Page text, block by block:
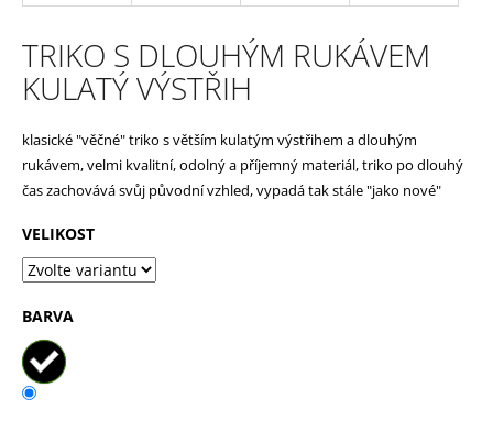
TRIKO S DLOUHÝM RUKÁVEM
KULATÝ VÝSTŘIH
klasické "věčné" triko s větším kulatým výstřihem a dlouhým
rukávem, velmi kvalitní, odolný a příjemný materiál, triko po dlouhý
čas zachovává svůj původní vzhled, vypadá tak stále "jako nové"
VELIKOST
BARVA
D
p
o
r
u
č
u
j
e